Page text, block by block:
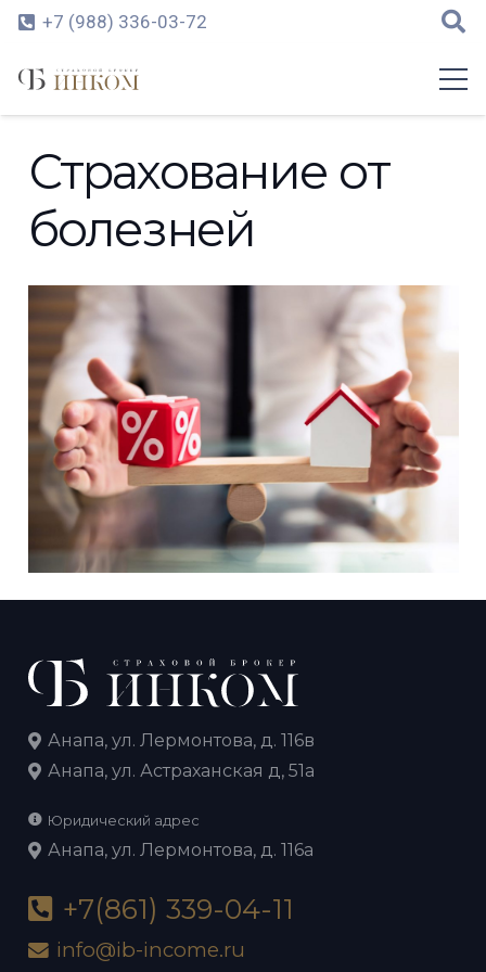
+7 (988) 336-03-72
Страхование от
болезней
Анапа, ул. Лермонтова, д. 116в
Анапа, ул. Астраханская д, 51а
Юридический адрес
Анапа, ул. Лермонтова, д. 116а
+7(861) 339-04-11
info@ib-income.ru